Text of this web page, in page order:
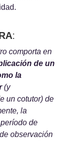
:
comporta en
de un
la
(y
un cotutor) de
la
de
observación